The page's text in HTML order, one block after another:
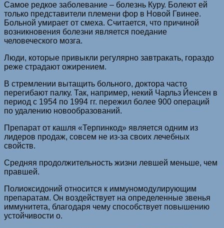
Самое редкое заболевание – болезнь Куру. Болеют ей
только представители племени фор в Новой Гвинее.
Больной умирает от смеха. Считается, что причиной
возникновения болезни является поедание
человеческого мозга.
Люди, которые привыкли регулярно завтракать, гораздо
реже страдают ожирением.
В стремлении вытащить больного, доктора часто
перегибают палку. Так, например, некий Чарльз Йенсен в
период с 1954 по 1994 гг. пережил более 900 операций
по удалению новообразований.
Препарат от кашля «Терпинкод» является одним из
лидеров продаж, совсем не из-за своих лечебных
свойств.
Средняя продолжительность жизни левшей меньше, чем
правшей.
Полиоксидоний относится к иммуномодулирующим
препаратам. Он воздействует на определенные звенья
иммунитета, благодаря чему способствует повышению
устойчивости о.